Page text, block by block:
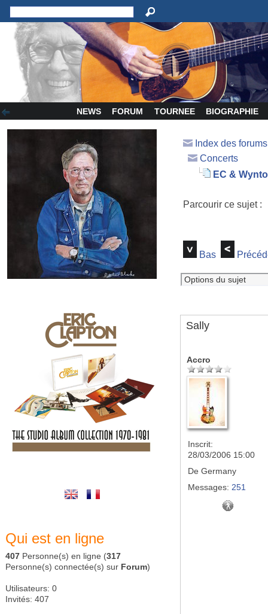
NEWS FORUM TOURNEE BIOGRAPHIE
Qui est en ligne
407 Personne(s) en ligne (317
Personne(s) connectée(s) sur Forum)
Utilisateurs: 0
Invités: 407
Index des
Concerts
EC &
Parcourir ce sujet
Bas
Sally
Accro
Inscrit:
28/03/2006 15:00
De Germany
Messages: 251